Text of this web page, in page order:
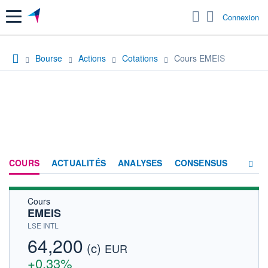
Menu Connexion
Bourse Actions Cotations Cours EMEIS
COURS ACTUALITÉS ANALYSES CONSENSUS
Cours
EMEIS
LSE INTL
64,200 (c) EUR
+0,33%